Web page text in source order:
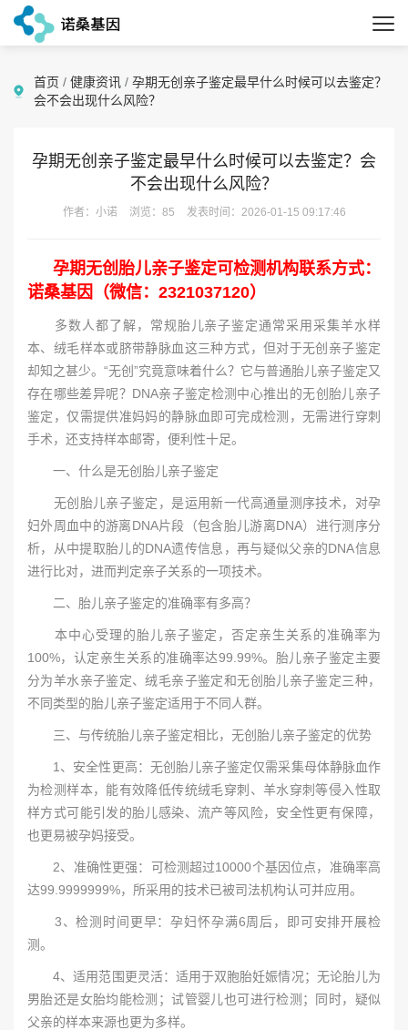
首页 / 健康资讯 / 孕期无创亲子鉴定最早什么时候可以去鉴定？
会不会出现什么风险？
孕期无创亲子鉴定最早什么时候可以去鉴定？会
不会出现什么风险？
作者：小诺 浏览：85 发表时间：2026-01-15 09:17:46
孕期无创胎儿亲子鉴定可检测机构联系方式：
诺桑基因（微信：2321037120）
多数人都了解，常规胎儿亲子鉴定通常采用采集羊水样
本、绒毛样本或脐带静脉血这三种方式，但对于无创亲子鉴定
却知之甚少。“无创”究竟意味着什么？它与普通胎儿亲子鉴定又
存在哪些差异呢？DNA亲子鉴定检测中心推出的无创胎儿亲子
鉴定，仅需提供准妈妈的静脉血即可完成检测，无需进行穿刺
手术，还支持样本邮寄，便利性十足。
一、什么是无创胎儿亲子鉴定
无创胎儿亲子鉴定，是运用新一代高通量测序技术，对孕
妇外周血中的游离DNA片段（包含胎儿游离DNA）进行测序分
析，从中提取胎儿的DNA遗传信息，再与疑似父亲的DNA信息
进行比对，进而判定亲子关系的一项技术。
二、胎儿亲子鉴定的准确率有多高？
本中心受理的胎儿亲子鉴定，否定亲生关系的准确率为
100%，认定亲生关系的准确率达99.99%。胎儿亲子鉴定主要
分为羊水亲子鉴定、绒毛亲子鉴定和无创胎儿亲子鉴定三种，
不同类型的胎儿亲子鉴定适用于不同人群。
三、与传统胎儿亲子鉴定相比，无创胎儿亲子鉴定的优势
1、安全性更高：无创胎儿亲子鉴定仅需采集母体静脉血作
为检测样本，能有效降低传统绒毛穿刺、羊水穿刺等侵入性取
样方式可能引发的胎儿感染、流产等风险，安全性更有保障，
也更易被孕妈接受。
2、准确性更强：可检测超过10000个基因位点，准确率高
达99.9999999%，所采用的技术已被司法机构认可并应用。
3、检测时间更早：孕妇怀孕满6周后，即可安排开展检
测。
4、适用范围更灵活：适用于双胞胎妊娠情况；无论胎儿为
男胎还是女胎均能检测；试管婴儿也可进行检测；同时，疑似
父亲的样本来源也更为多样。